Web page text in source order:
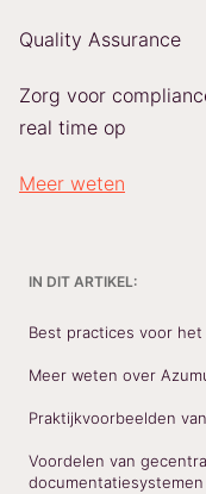
Quality Assurance
Zorg voor
real time op
Meer weten
IN DIT ARTIKEL:
Best practices voor
Meer weten over
Praktijkvoorbeelden
Voordelen van
documentatiesystemen